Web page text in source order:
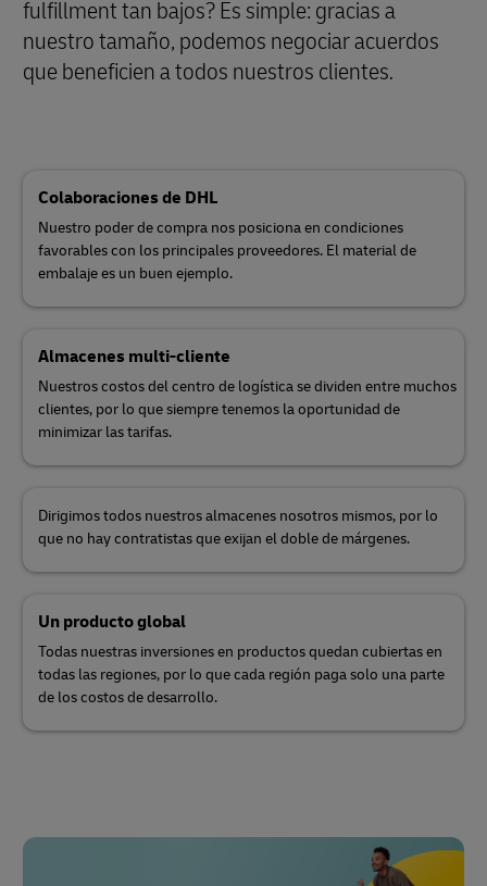
fulfillment tan bajos? Es simple: gracias a
nuestro tamaño, podemos negociar acuerdos
que beneficien a todos nuestros clientes.
Colaboraciones de DHL
Nuestro poder de compra nos posiciona en condiciones
favorables con los principales proveedores. El material de
embalaje es un buen ejemplo.
Almacenes multi-cliente
Nuestros costos del centro de logística se dividen entre muchos
clientes, por lo que siempre tenemos la oportunidad de
minimizar las tarifas.
Dirigimos todos nuestros almacenes nosotros mismos, por lo
que no hay contratistas que exijan el doble de márgenes.
Un producto global
Todas nuestras inversiones en productos quedan cubiertas en
todas las regiones, por lo que cada región paga solo una parte
de los costos de desarrollo.